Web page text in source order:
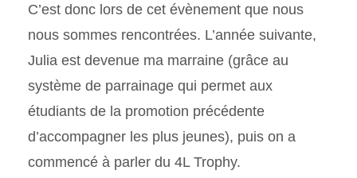
C’est donc lors de cet évènement que nous
nous sommes rencontrées. L’année suivante,
Julia est devenue ma marraine (grâce au
système de parrainage qui permet aux
étudiants de la promotion précédente
d’accompagner les plus jeunes), puis on a
commencé à parler du 4L Trophy.